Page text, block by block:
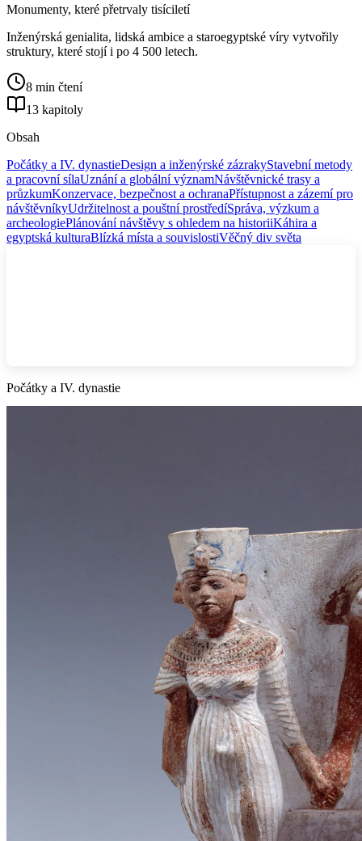
Monumenty, které přetrvaly tisíciletí
Inženýrská genialita, lidská ambice a staroegyptské víry vytvořily
struktury, které stojí i po 4 500 letech.
8 min čtení
13 kapitoly
Obsah
Počátky a IV. dynastieDesign a inženýrské zázrakyStavební metody
a pracovní sílaUznání a globální významNávštěvnické trasy a
průzkumKonzervace, bezpečnost a ochranaPřístupnost a zázemí pro
návštěvníkyUdržitelnost a pouštní prostředíSpráva, výzkum a
archeologiePlánování návštěvy s ohledem na historiiKáhira a
egyptská kulturaBlízká místa a souvislostiVěčný div světa
Počátky a IV. dynastie